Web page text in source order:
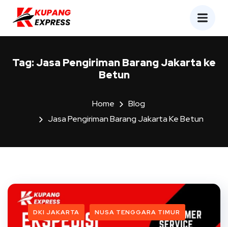
Tag:Jasa Pengiriman Barang Jakarta ke
Betun
Home
Blog
Jasa Pengiriman Barang Jakarta Ke Betun
DKI JAKARTA NUSA TENGGARA TIMUR